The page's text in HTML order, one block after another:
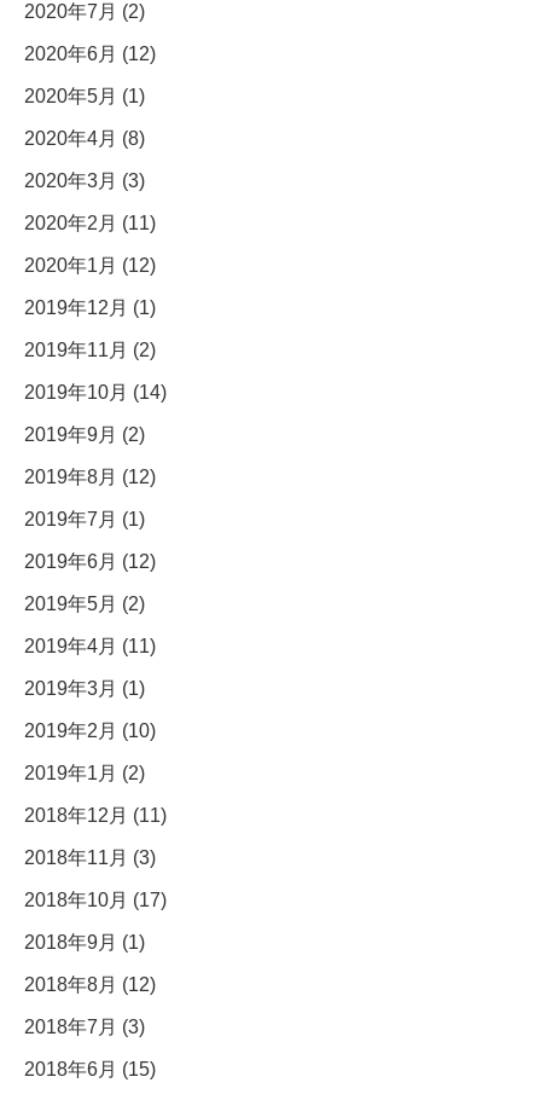
2020年7月 (2)
2020年6月 (12)
2020年5月 (1)
2020年4月 (8)
2020年3月 (3)
2020年2月 (11)
2020年1月 (12)
2019年12月 (1)
2019年11月 (2)
2019年10月 (14)
2019年9月 (2)
2019年8月 (12)
2019年7月 (1)
2019年6月 (12)
2019年5月 (2)
2019年4月 (11)
2019年3月 (1)
2019年2月 (10)
2019年1月 (2)
2018年12月 (11)
2018年11月 (3)
2018年10月 (17)
2018年9月 (1)
2018年8月 (12)
2018年7月 (3)
2018年6月 (15)